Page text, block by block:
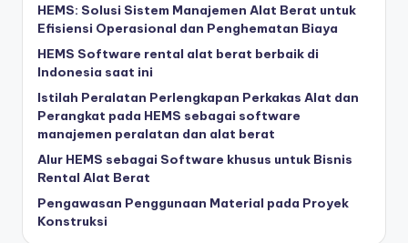
HEMS: Solusi Sistem Manajemen Alat Berat untuk
Efisiensi Operasional dan Penghematan Biaya
HEMS Software rental alat berat berbaik di
Indonesia saat ini
Istilah Peralatan Perlengkapan Perkakas Alat dan
Perangkat pada HEMS sebagai software
manajemen peralatan dan alat berat
Alur HEMS sebagai Software khusus untuk Bisnis
Rental Alat Berat
Pengawasan Penggunaan Material pada Proyek
Konstruksi